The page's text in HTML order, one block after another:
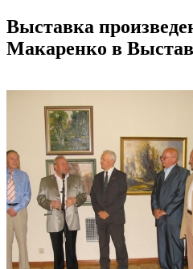
Выставка
Макаренко в